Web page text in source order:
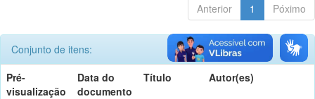
Anterior 1 Póximo
Conjunto de itens:
Pré-
visualização
Data do
documento
Título Autor(es)